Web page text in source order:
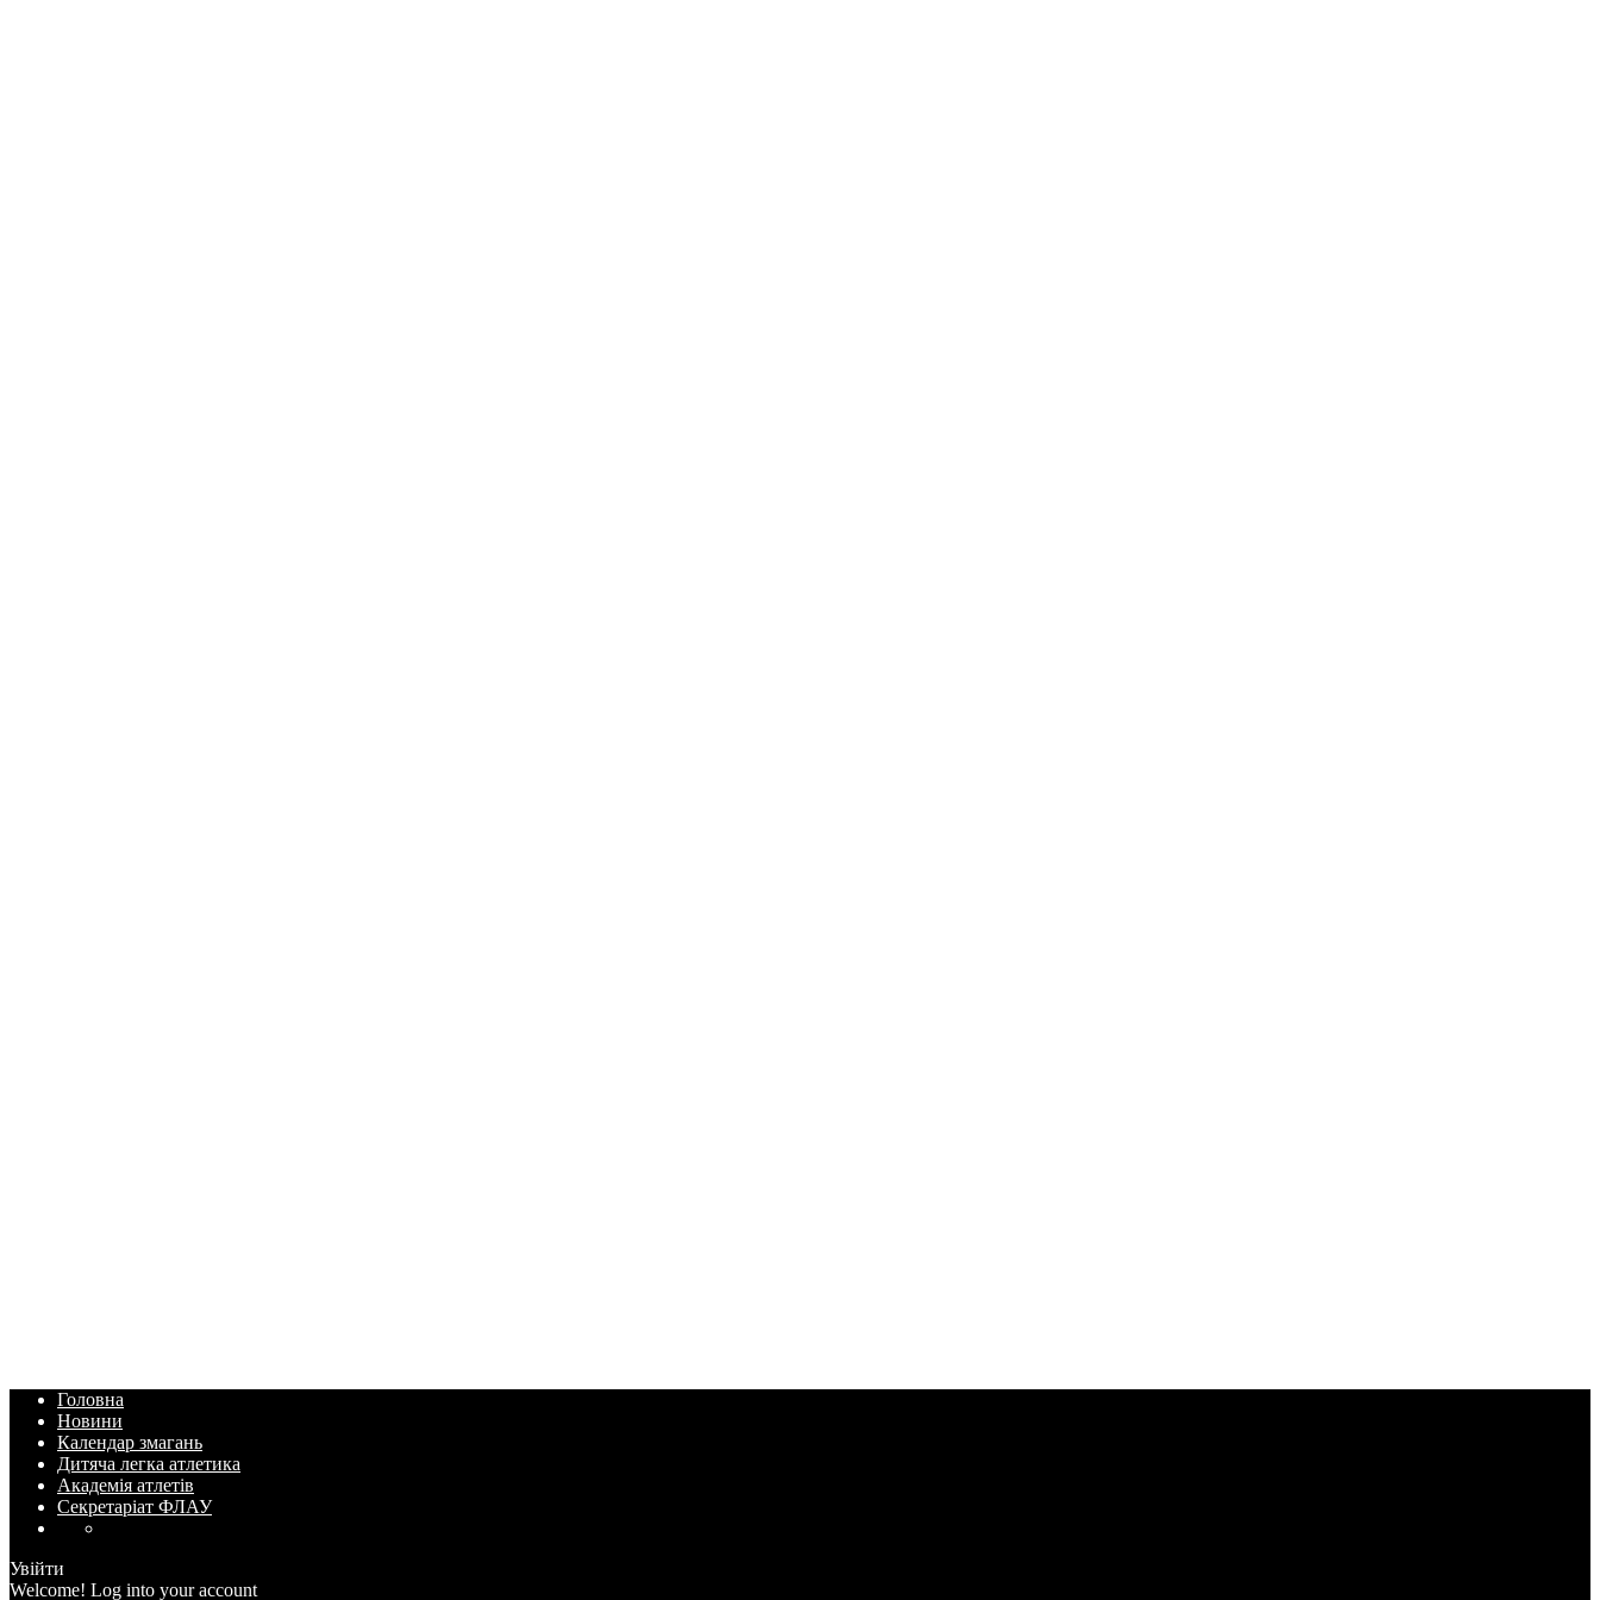
Головна
Новини
Календар змагань
Дитяча легка атлетика
Академія атлетів
Секретаріат ФЛАУ
Увійти
Welcome! Log into your account